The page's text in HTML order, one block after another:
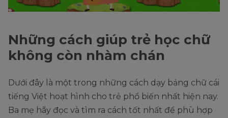
Những cách giúp trẻ học chữ
không còn nhàm chán
Dưới đây là một trong những cách dạy bảng chữ cái
tiếng Việt hoạt hình cho trẻ phổ biến nhất hiện nay.
Ba mẹ hãy đọc và tìm ra cách tốt nhất để phù hợp